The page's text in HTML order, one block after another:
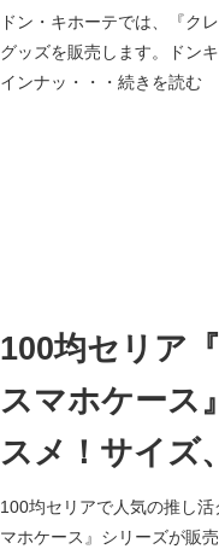
売店はどこ？
ドン・キホーテでは、『ク
グッズを販売します。ドン
インナッ・・・続きを読む
100均セリア
スマホケース
スメ！サイズ
アクスタの持
100均セリアで人気の推し
マホケース』シリーズが販